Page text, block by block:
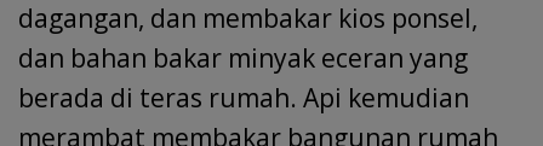
dagangan, dan membakar kios ponsel,
dan bahan bakar minyak eceran yang
berada di teras rumah. Api kemudian
merambat membakar bangunan rumah